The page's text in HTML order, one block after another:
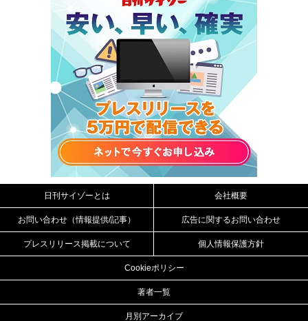
日刊サイゾーとは 会社概要
お問い合わせ（情報提供/記事） 広告に関するお問い合わせ
プレスリリース掲載について 個人情報保護方針
Cookieポリシー
著者一覧
月別アーカイブ